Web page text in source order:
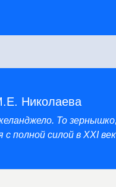
Николаева
То
полной силой в XXI